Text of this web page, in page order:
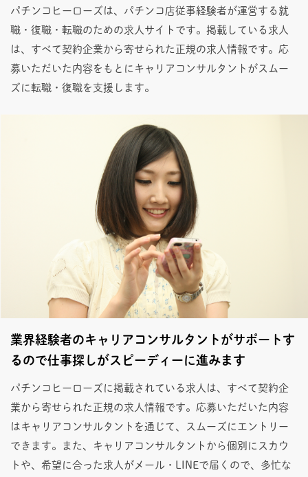
パチンコヒーローズは、パチンコ店従事経験者が運営する就
職・復職・転職のための求人サイトです。掲載している求人
は、すべて契約企業から寄せられた正規の求人情報です。応
募いただいた内容をもとにキャリアコンサルタントがスムー
ズに転職・復職を支援します。
業界経験者のキャリアコンサルタントがサポートす
るので仕事探しがスピーディーに進みます
パチンコヒーローズに掲載されている求人は、すべて契約企
業から寄せられた正規の求人情報です。応募いただいた内容
はキャリアコンサルタントを通じて、スムーズにエントリー
できます。また、キャリアコンサルタントから個別にスカウ
トや、希望に合った求人がメール・LINEで届くので、多忙な